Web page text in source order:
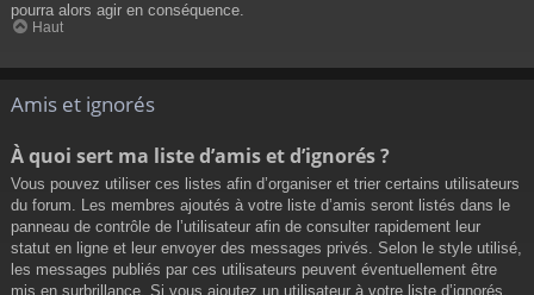
pourra alors agir en conséquence.
Haut
Amis et ignorés
À quoi sert ma liste d’amis et d’ignorés ?
Vous pouvez utiliser ces listes afin d’organiser et trier certains utilisateurs
du forum. Les membres ajoutés à votre liste d’amis seront listés dans le
panneau de contrôle de l’utilisateur afin de consulter rapidement leur
statut en ligne et leur envoyer des messages privés. Selon le style utilisé,
les messages publiés par ces utilisateurs peuvent éventuellement être
mis en surbrillance. Si vous ajoutez un utilisateur à votre liste d’ignorés,